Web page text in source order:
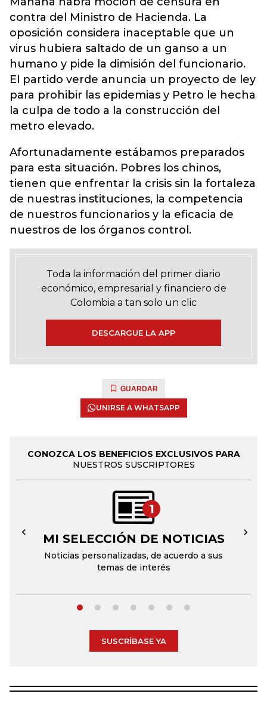
contra del Ministro de Hacienda. La
oposición considera inaceptable que un
virus hubiera saltado de un ganso a un
humano y pide la dimisión del funcionario.
El partido verde anuncia un proyecto de ley
para prohibir las epidemias y Petro le hecha
la culpa de todo a la construcción del
metro elevado.
Afortunadamente estábamos preparados
para esta situación. Pobres los chinos,
tienen que enfrentar la crisis sin la fortaleza
de nuestras instituciones, la competencia
de nuestros funcionarios y la eficacia de
nuestros de los órganos control.
Toda la información del primer diario
económico, empresarial y financiero de
Colombia a tan solo un clic
DESCARGUE LA APP
GUARDAR
UNIRSE A WHATSAPP
CONOZCA LOS BENEFICIOS EXCLUSIVOS PARA
NUESTROS SUSCRIPTORES
1
MI SELECCIÓN DE NOTICIAS
Noticias personalizadas, de acuerdo a sus
temas de interés
← →
SUSCRÍBASE YA